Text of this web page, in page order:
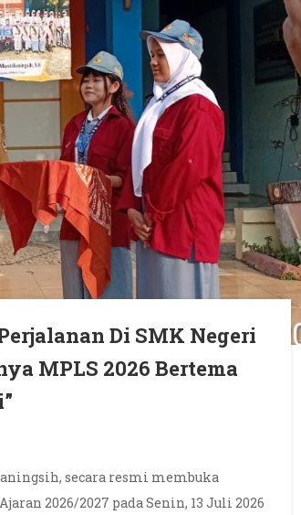
Di SMK Negeri
MPLS 2026 Bertema
secara resmi membuka
2026/2027 pada Senin, 13 Juli 2026